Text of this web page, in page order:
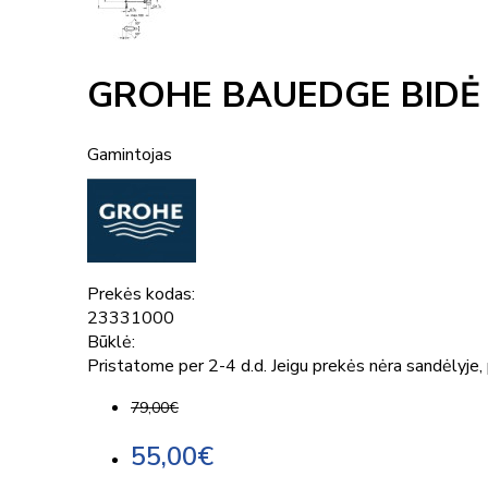
GROHE BAUEDGE
Gamintojas
Prekės kodas:
23331000
Būklė:
Pristatome per 2-4 d.d. Jeigu prekės nėra
79,00€
55,00€